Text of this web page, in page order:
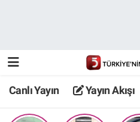
Canlı Yayın Yayın Akışı
TV 5 Ekranı ve Arşiv